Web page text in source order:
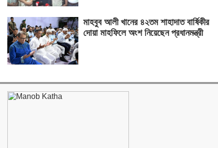
মাহবুব আলী খানের ৪২তম শাহাদাত বার্ষিকীর
দোয়া মাহফিলে অংশ নিয়েছেন প্রধানমন্ত্রী